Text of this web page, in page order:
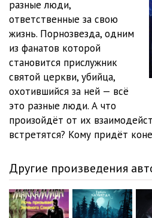
Роберт МАККАМОН - Синий мир 10
Роберт МАККАМОН - Синий мир 11
Роберт МАККАМОН - Синий мир 12
Роберт МАККАМОН - Синий мир 13
Роберт МАККАМОН - Синий мир 14
Роберт МАККАМОН - Синий мир 15
Роберт МАККАМОН - Синий мир 17
Роберт МАККАМОН - Синий мир 18
разные люди,
ответственные за свою
жизнь. Порнозвезда, одним
из фанатов которой
становится прислужник
святой церкви, убийца,
охотившийся за ней — всё
это разные люди. А что
произойдёт от их
встретятся? Кому придёт
Другие произведения